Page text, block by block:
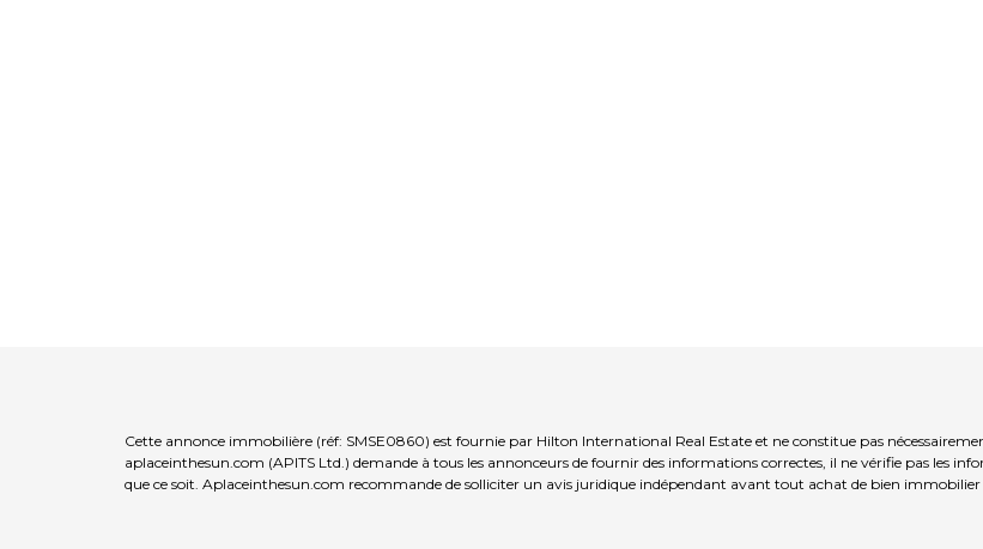
Cette annonce immobilière (réf: SMSE0860) est fournie par Hilton International Real Estate et ne constitue pas
aplaceinthesun.com (APITS Ltd.) demande à tous les annonceurs de fournir des informations correctes, il ne vérifie pas les
que ce soit. Aplaceinthesun.com recommande de solliciter un avis juridique indépendant avant tout achat de bien immobilier